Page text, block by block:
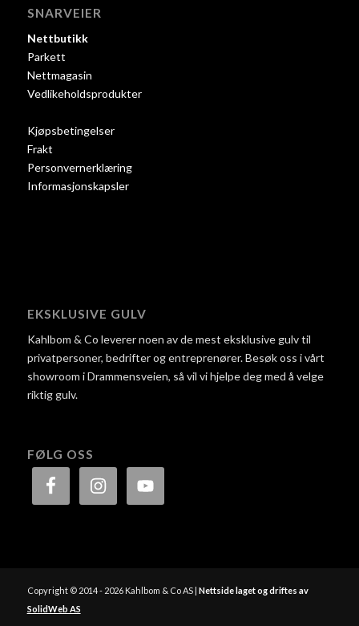
SNARVEIER
Nettbutikk
Parkett
Nettmagasin
Vedlikeholdsprodukter
Kjøpsbetingelser
Frakt
Personvernerklæring
Informasjonskapsler
EKSKLUSIVE GULV
Kahlbom & Co leverer noen av de mest eksklusive gulv til
privatpersoner, bedrifter og entreprenører. Besøk oss i vårt
showroom i Drammensveien, så vil vi hjelpe deg med å velge
riktig gulv.
FØLG OSS
Copyright © 2014 - 2026 Kahlbom & Co AS | Nettside laget og driftes av
SolidWeb AS